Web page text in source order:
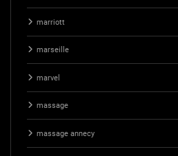
marriott
marseille
marvel
massage
massage annecy